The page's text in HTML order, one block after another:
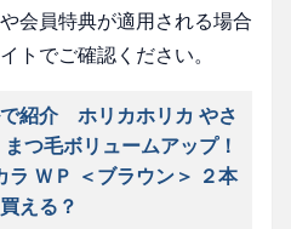
会員特典が適用される場合
トでご確認ください。
で紹介 ホリカホリカ やさ
つ毛ボリュームアップ！
ラ ＷＰ ＜ブラウン＞ ２本
える？